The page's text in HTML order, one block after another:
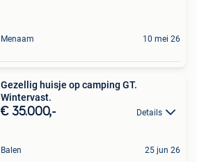
Menaam 10 mei 26
Gezellig huisje op camping GT.
Wintervast.
€ 35.000,- Details
Balen 25 jun 26